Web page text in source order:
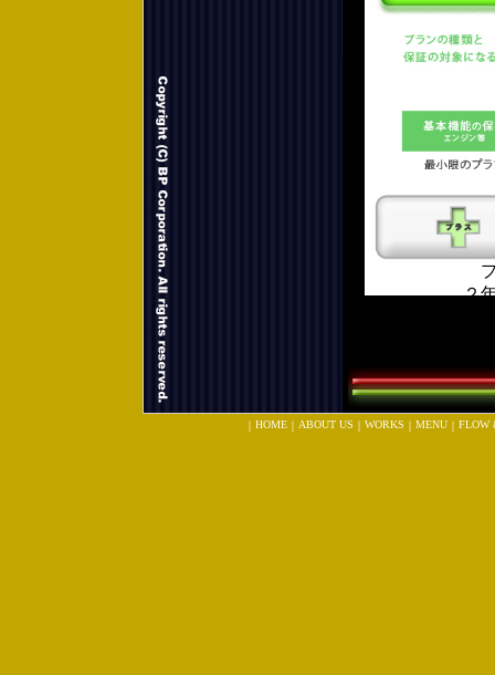
｜ HOME ｜ ABOUT US ｜ WORKS ｜ MENU ｜ FLOW